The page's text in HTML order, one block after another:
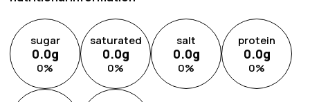
sugar
0.0g
0%
saturated
0.0g
0%
salt
0.0g
0%
protein
0.0g
0%